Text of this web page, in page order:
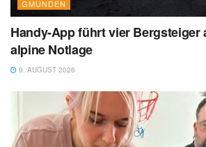
GMUNDEN
Handy-App führt vier Bergsteiger
alpine Notlage
9. AUGUST 2026